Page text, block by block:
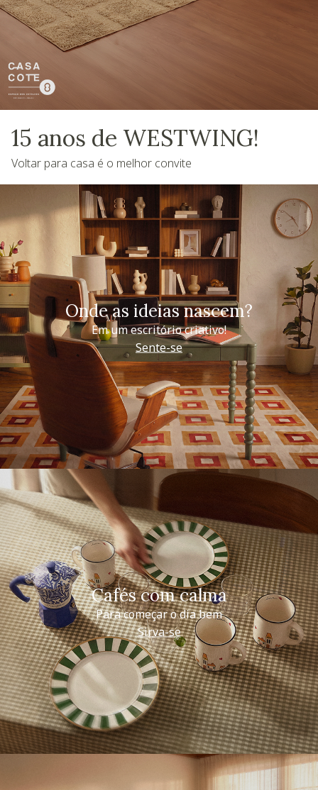
15 anos de WESTWING!
Voltar para casa é o melhor convite
Onde as ideias nascem?
Em um escritório criativo!
Sente-se
Cafés com calma
Para começar o dia bem
Sirva-se